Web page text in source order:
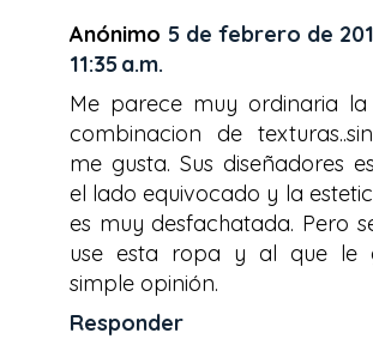
Anónimo 5 de febrero de
11:35 a.m.
Me parece muy ordinaria
combinacion de
me gusta. Sus diseñadores
el lado equivocado y la
es muy desfachatada. Pero
use esta ropa y al que le
simple opinión.
Responder